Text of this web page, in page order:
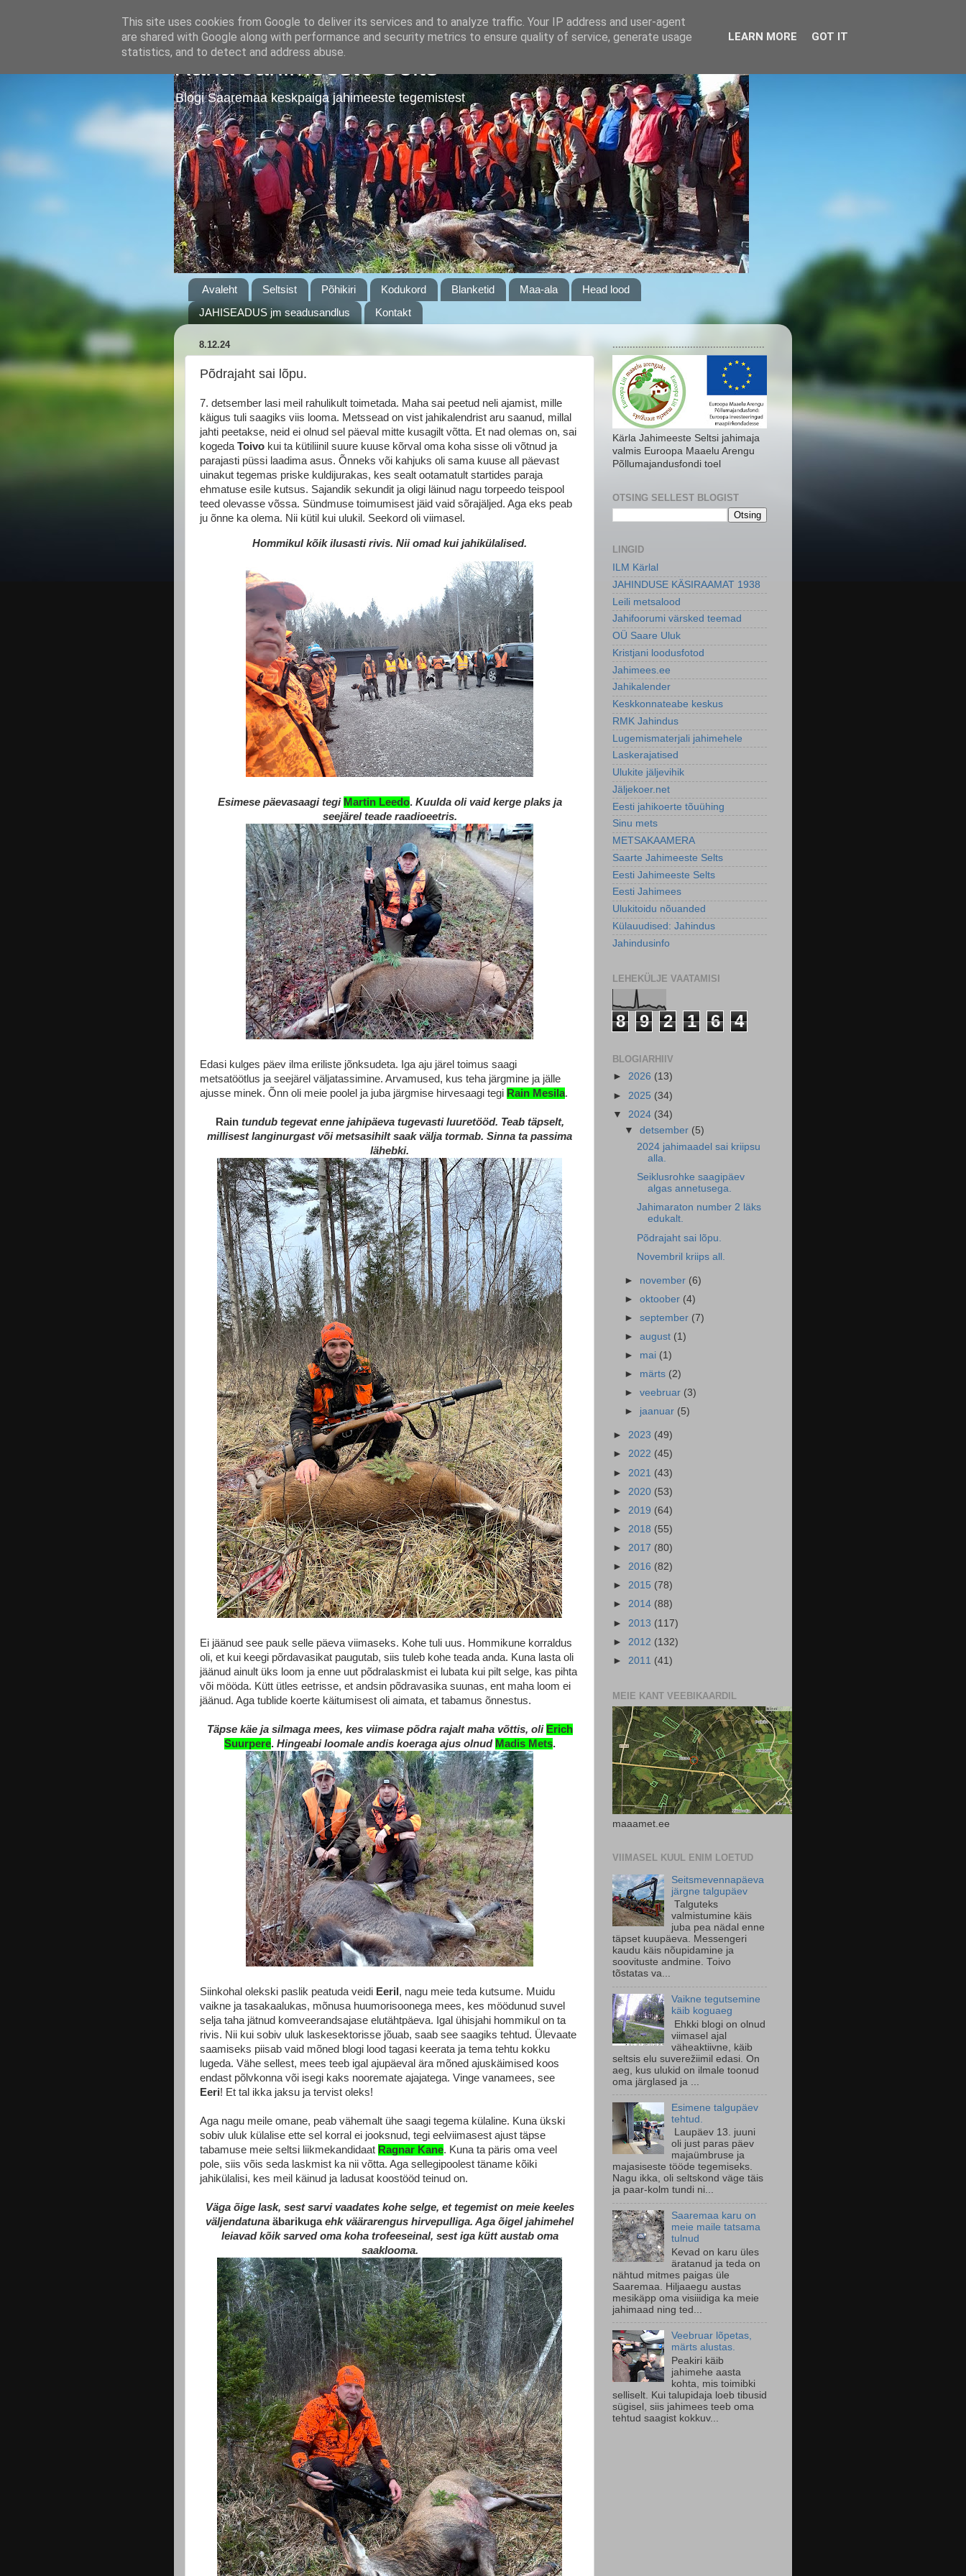
Kärla Jahimeeste Selts
Blogi Saaremaa keskpaiga jahimeeste tegemistest
Avaleht Seltsist Põhikiri Kodukord Blanketid Maa-ala
Head lood
JAHISEADUS jm seadusandlus
Kontakt
8.12.24
Põdrajaht sai lõpu.
7. detsember lasi meil rahulikult toimetada. Maha sai peetud neli ajamist, mille
käigus tuli saagiks viis looma. Metssead on vist jahikalendrist aru saanud, millal
jahti peetakse, neid ei olnud sel päeval mitte kusagilt võtta. Et nad olemas on, sai
kogeda Toivo kui ta kütiliinil suure kuuse kõrval oma koha sisse oli võtnud ja
parajasti püssi laadima asus. Õnneks või kahjuks oli sama kuuse all päevast
uinakut tegemas priske kuldijurakas, kes sealt ootamatult startides paraja
ehmatuse esile kutsus. Sajandik sekundit ja oligi läinud nagu torpeedo teispool
teed olevasse võssa. Sündmuse toimumisest jäid vaid sõrajäljed. Aga eks peab
ju õnne ka olema. Nii kütil kui ulukil. Seekord oli viimasel.
Hommikul kõik ilusasti rivis. Nii omad kui jahikülalised.
Esimese päevasaagi tegi Martin Leedo. Kuulda oli vaid kerge plaks ja
seejärel teade raadioeetris.
Edasi kulges päev ilma eriliste jõnksudeta. Iga aju järel toimus saagi
metsatöötlus ja seejärel väljatassimine. Arvamused, kus teha järgmine ja jälle
ajusse minek. Õnn oli meie poolel ja juba järgmise hirvesaagi tegi Rain Mesila.
Rain tundub tegevat enne jahipäeva tugevasti luuretööd. Teab täpselt,
millisest langinurgast või metsasihilt saak välja tormab. Sinna ta passima
lähebki.
Ei jäänud see pauk selle päeva viimaseks. Kohe tuli uus. Hommikune korraldus
oli, et kui keegi põrdavasikat paugutab, siis tuleb kohe teada anda. Kuna lasta oli
jäänud ainult üks loom ja enne uut põdralaskmist ei lubata kui pilt selge, kas pihta
või mööda. Kütt ütles eetrisse, et andsin põdravasika suunas, ent maha loom ei
jäänud. Aga tublide koerte käitumisest oli aimata, et tabamus õnnestus.
Täpse käe ja silmaga mees, kes viimase põdra rajalt maha võttis, oli Erich
Suurpere. Hingeabi loomale andis koeraga ajus olnud Madis Mets.
Siinkohal olekski paslik peatuda veidi Eeril , nagu meie teda kutsume. Muidu
vaikne ja tasakaalukas, mõnusa huumorisoonega mees, kes möödunud suvel
selja taha jätnud komveerandsajase elutähtpäeva. Igal ühisjahi hommikul on ta
rivis. Nii kui sobiv uluk laskesektorisse jõuab, saab see saagiks tehtud. Ülevaate
saamiseks piisab vaid mõned blogi lood tagasi keerata ja tema tehtu kokku
lugeda. Vähe sellest, mees teeb igal ajupäeval ära mõned ajuskäimised koos
endast põlvkonna või isegi kaks nooremate ajajatega. Vinge vanamees, see
Eeri! Et tal ikka jaksu ja tervist oleks!
Aga nagu meile omane, peab vähemalt ühe saagi tegema külaline. Kuna ükski
sobiv uluk külalise ette sel korral ei jooksnud, tegi eelviimasest ajust täpse
tabamuse meie seltsi liikmekandidaat Ragnar Kane. Kuna ta päris oma veel
pole, siis võis seda laskmist ka nii võtta. Aga sellegipoolest täname kõiki
jahikülalisi, kes meil käinud ja ladusat koostööd teinud on.
Väga õige lask, sest sarvi vaadates kohe selge, et tegemist on meie keeles
väljendatuna äbarikugaehk väärarengus hirvepulliga. Aga õigel jahimehel
leiavad kõik sarved oma koha trofeeseinal, sest iga kütt austab oma
saaklooma.
.....................................................
Kärla Jahimeeste Seltsi jahimaja
valmis Euroopa Maaelu Arengu
Põllumajandusfondi toel
OTSING SELLEST BLOGIST
LINGID
ILM Kärlal
JAHINDUSE KÄSIRAAMAT 1938
Leili metsalood
Jahifoorumi värsked teemad
OÜ Saare Uluk
Kristjani loodusfotod
Jahimees.ee
Jahikalender
Keskkonnateabe keskus
RMK Jahindus
Lugemismaterjali jahimehele
Laskerajatised
Ulukite jäljevihik
Jäljekoer.net
Eesti jahikoerte tõuühing
Sinu mets
METSAKAAMERA
Saarte Jahimeeste Selts
Eesti Jahimeeste Selts
Eesti Jahimees
Ulukitoidu nõuanded
Külauudised: Jahindus
Jahindusinfo
LEHEKÜLJE VAATAMISI
8 9 2 1 6 4
BLOGIARHIIV
► 2026 (13)
► 2025 (34)
▼ 2024 (34)
▼detsember (5)
2024 jahimaadel sai kriipsu
alla.
Seiklusrohke saagipäev
algas annetusega.
Jahimaraton number 2 läks
edukalt.
Põdrajaht sai lõpu.
Novembril kriips all.
► november (6)
►oktoober (4)
►september (7)
►august (1)
► mai (1)
► märts (2)
►veebruar (3)
► jaanuar (5)
► 2023 (49)
► 2022 (45)
► 2021 (43)
► 2020 (53)
► 2019 (64)
► 2018 (55)
► 2017 (80)
► 2016 (82)
► 2015 (78)
► 2014 (88)
► 2013 (117)
► 2012 (132)
► 2011 (41)
MEIE KANT VEEBIKAARDIL
maaamet.ee
VIIMASEL KUUL ENIM LOETUD
Seitsmevennapäeva
järgne talgupäev
Talguteks
valmistumine käis
juba pea nädal enne
täpset kuupäeva. Messengeri
kaudu käis nõupidamine ja
soovituste andmine. Toivo
tõstatas va...
Vaikne tegutsemine
käib koguaeg
Ehkki blogi on olnud
viimasel ajal
väheaktiivne, käib
seltsis elu suverežiimil edasi. On
aeg, kus ulukid on ilmale toonud
oma järglased ja ...
Esimene talgupäev
tehtud.
Laupäev 13. juuni
oli just paras päev
majaümbruse ja
majasiseste tööde tegemiseks.
Nagu ikka, oli seltskond väge täis
ja paar-kolm tundi ni...
Saaremaa karu on
meie maile tatsama
tulnud
Kevad on karu üles
äratanud ja teda on
nähtud mitmes paigas üle
Saaremaa. Hiljaaegu austas
mesikäpp oma visiiidiga ka meie
jahimaad ning ted...
Veebruar lõpetas,
märts alustas.
Peakiri käib
jahimehe aasta
kohta, mis toimibki
selliselt. Kui talupidaja loeb tibusid
sügisel, siis jahimees teeb oma
tehtud saagist kokkuv...
This site uses cookies from Google to deliver its services and to analyze traffic. Your IP address and user-agent
are shared with Google along with performance and security metrics to ensure quality of service, generate usage
statistics, and to detect and address abuse.
LEARN MORE GOT IT